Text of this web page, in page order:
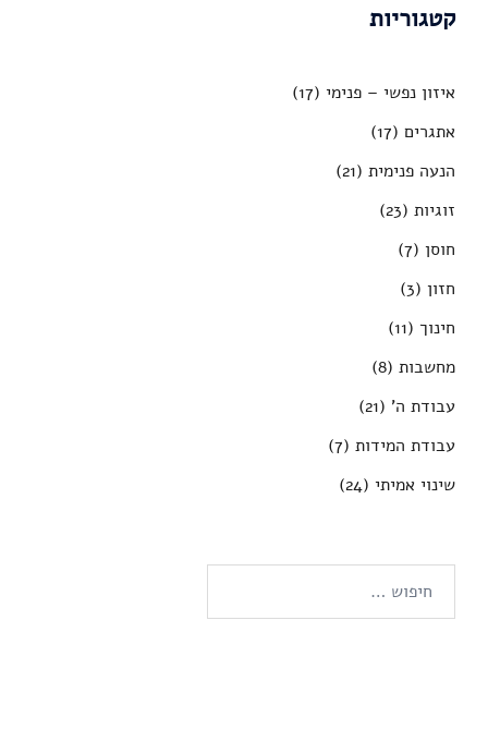
קטגוריות
איזון נפשי – פנימי (17)
אתגרים (17)
הנעה פנימית (21)
זוגיות (23)
חוסן (7)
חזון (3)
חינוך (11)
מחשבות (8)
עבודת ה' (21)
עבודת המידות (7)
שינוי אמיתי (24)